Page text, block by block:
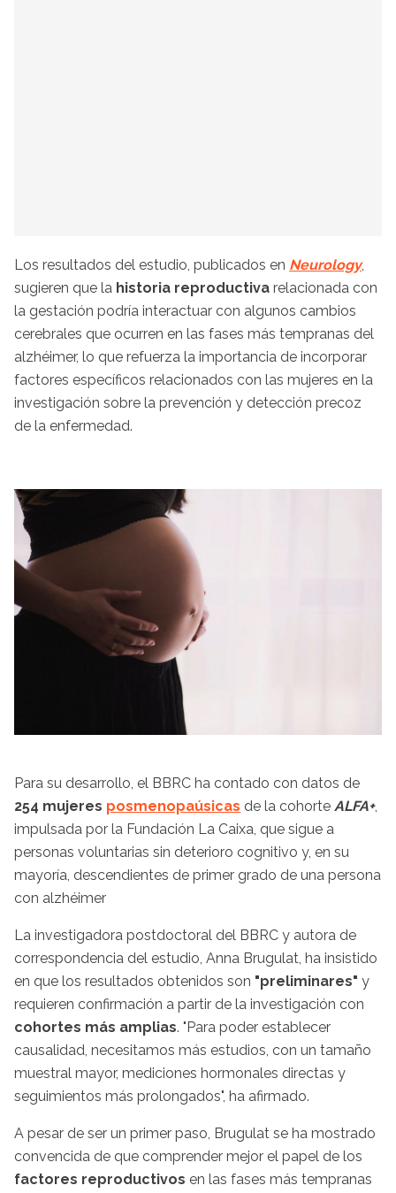
Los resultados del estudio, publicados en Neurology,
sugieren que la historia reproductiva relacionada con
la gestación podría interactuar con algunos cambios
cerebrales que ocurren en las fases más tempranas del
alzhéimer, lo que refuerza la importancia de incorporar
factores específicos relacionados con las mujeres en la
investigación sobre la prevención y detección precoz
de la enfermedad.
Para su desarrollo, el BBRC ha contado con datos de
254 mujeres posmenopaúsicas de la cohorte ALFA+,
impulsada por la Fundación La Caixa, que sigue a
personas voluntarias sin deterioro cognitivo y, en su
mayoría, descendientes de primer grado de una persona
con alzhéimer
La investigadora postdoctoral del BBRC y autora de
correspondencia del estudio, Anna Brugulat, ha insistido
en que los resultados obtenidos son "preliminares" y
requieren confirmación a partir de la investigación con
cohortes más amplias. "Para poder establecer
causalidad, necesitamos más estudios, con un tamaño
muestral mayor, mediciones hormonales directas y
seguimientos más prolongados", ha afirmado.
A pesar de ser un primer paso, Brugulat se ha mostrado
convencida de que comprender mejor el papel de los
factores reproductivos en las fases más tempranas